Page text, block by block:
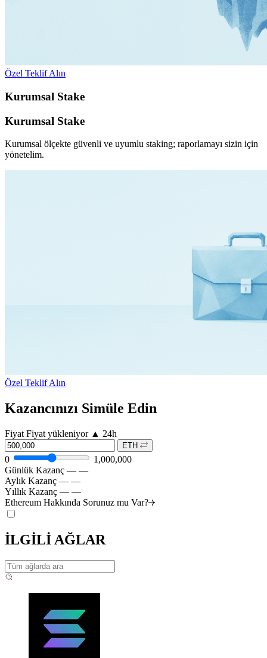
Özel Teklif Alın
Kurumsal Stake
Kurumsal Stake
Kurumsal ölçekte güvenli ve uyumlu staking; raporlamayı sizin için
yönetelim.
Özel Teklif Alın
Kazancınızı Simüle Edin
Fiyat Fiyat yükleniyor ▲ 24h
ETH
0
1,000,000
Günlük Kazanç — —
Aylık Kazanç — —
Yıllık Kazanç — —
Ethereum Hakkında Sorunuz mu Var?
İLGİLİ AĞLAR